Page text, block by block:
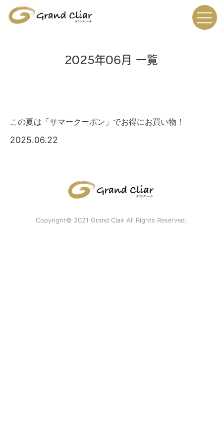
2025年06月 一覧
この夏は「サマークーポン」でお得にお買い物！
2025.06.22
Copyright© 2021 Grand Clair All Rights Reserved.